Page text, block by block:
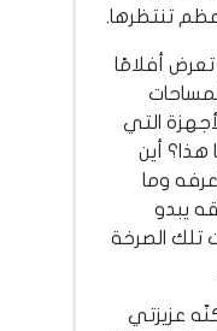
تنتظرها.
تعرض أفلامًا
التي
هذا؟ أين
وما
يبدو
تلك الصرخة
عزيزتي